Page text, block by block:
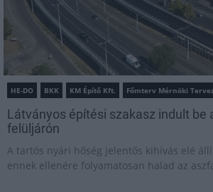
HE-DO BKK KM Építő Kft. Főmterv Mérnöki
Látványos építési szakasz indult be
felüljárón
A tartós nyári hőség jelentős kihívás elé
ennek ellenére folyamatosan halad az